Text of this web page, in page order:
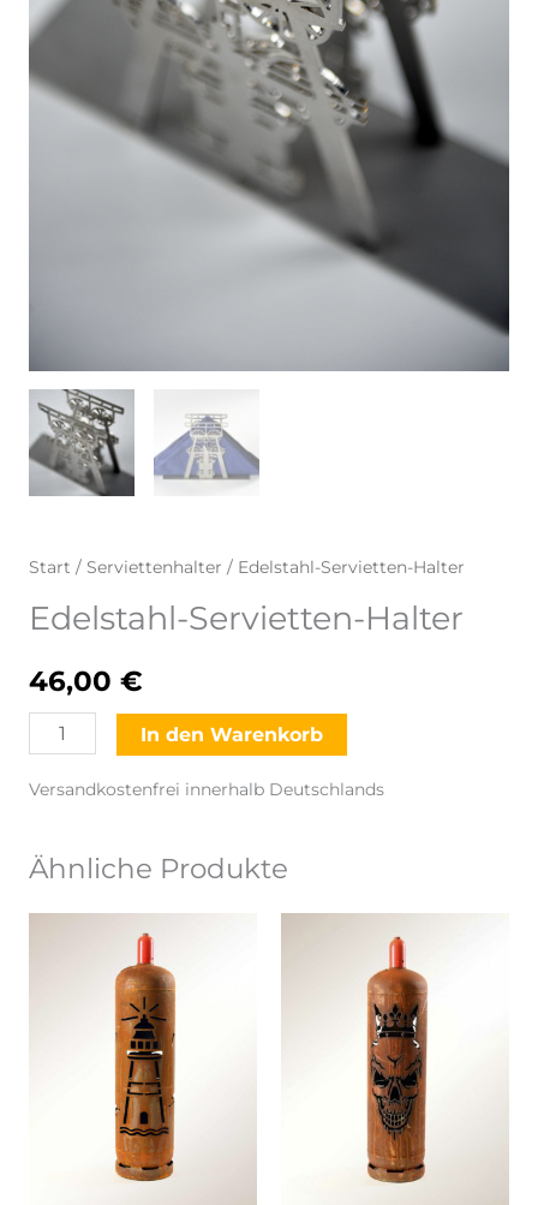
Start / Serviettenhalter / Edelstahl-Servietten-Halter
Edelstahl-Servietten-Halter
46,00 €
Edelstahl-
Servietten-
Halter
In den Warenkorb
Versandkostenfrei innerhalb Deutschlands
Ähnliche Produkte